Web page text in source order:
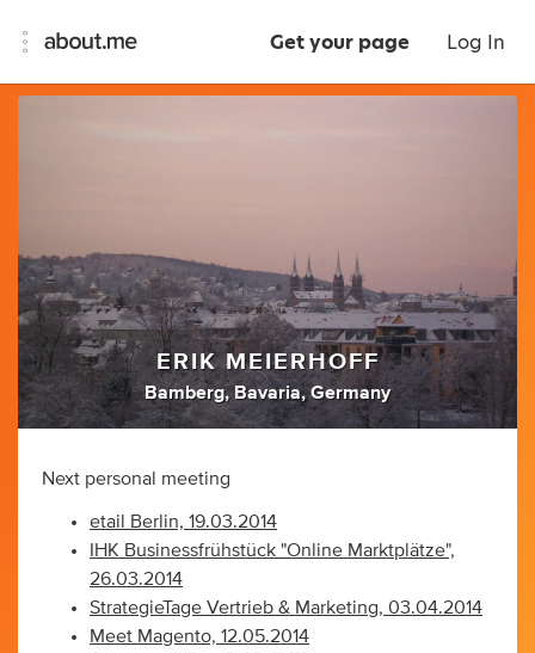
Get your page Log In
ERIK MEIERHOFF
Bamberg, Bavaria, Germany
Next personal meeting
etail Berlin, 19.03.2014
IHK Businessfrühstück "Online Marktplätze",
26.03.2014
StrategieTage Vertrieb & Marketing, 03.04.2014
Meet Magento, 12.05.2014